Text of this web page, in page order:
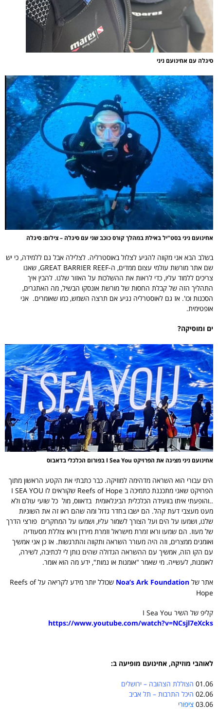
סיגלה עם אחינועם ניני
אחינועם ניני בסט"יל באילת במהלך קורס כוכב שני עם סיגלה – צילום: סיגלה
בשלב הבא אני מקווה להגיע לצלול באוסטרליה. לצלילה אבל גם ללמידה, כי יש
שם אתר מורשת עולמי עצום ממדים, ה-GREAT BARRIER REEF, שאנו
צריכים ללמוד עליו, כדי לראות את ההשלכות על האזור שלנו. להבין איך
התהליך הזה של קבלת החסות של מורשת אונסקו הבשיל, מה האתגרים,
הסכנות וכו'. אז גם לאוסטרליה נגיע אם תרצה השמש, כמו שאומרים. אני
אופטימית.
ים ומוסיקה?
אחינועם ניני מציגה את הפרויקט I Sea You בפורום הכלכלי בדאבוס
הים עבורי הוא השראה מדהימה למוזיקה. כבר כתבתי את הקטע הראשון מתוך
..והופעתי איתו בוועידה הכלכלית הבינלאומית בדאווס, מול כל שועי עולם ולא
מעט מעצבי דעת קהל. הם ישבו בחדר גדול ומה שהם ראו זה את השוניות
שלנו, ושמעו על הים ועל הצורך לשמור עליו, ושמעו על המחקרים פורצי הדרך
של מעוז. הם שמעו וראו זמרת מישראל וזמרת מירדן וראו צוללת מסעודיה
ואומנים ממצרים, וזה היה מעורר השראה ותקווה והתרגשות. אז כן אני אמשיך
עם הקו הזה, אמשיך עם ההשראה הגדולה שהים נותן לי לכתיבה, לשירה,
לאומנות, לעשייה. מי שאמר "אומנות או נמות", ידע מה הוא אומר.
אתר של Noa’s Ark Foundation
שכולל יותר מידע לקריאה על Reefs of
Hope
קליפ של השיר I Sea You
https://www.youtube.com/watch?v=NCsjl7eXcks
לאוהבי מוזיקה, אחינועם מופיעה ב:
01.06 הצוללת הצהובה – ירושלים
02.06 היכל התרבות – תל אביב
03.06 ציפורי